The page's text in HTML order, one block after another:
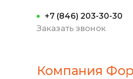
+7 (846) 203-30-30
Заказать звонок
Компания